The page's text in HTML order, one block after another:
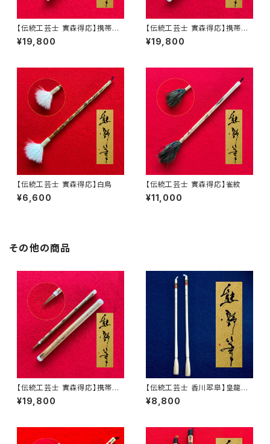
【伝統工芸士 實森得応】携帯用
筆 矢立 E
¥19,800
【伝統工芸士 實森得応】携帯用
筆 矢立 F
¥19,800
【伝統工芸士 實森得応】白鳥
¥6,600
【伝統工芸士 實森得応】雀紋
¥11,000
その他の商品
【伝統工芸士 實森得応】携帯用
筆 矢立 F
¥19,800
【伝統工芸士 香川翆皐】皇龍
小・大
¥8,800